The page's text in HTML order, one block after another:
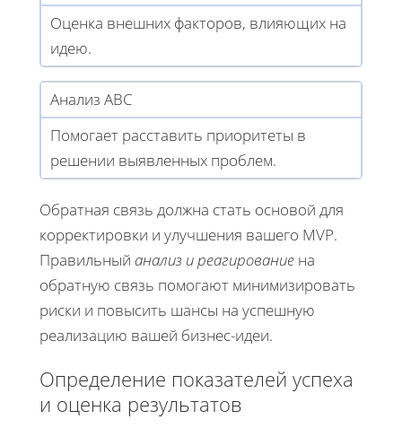
Оценка внешних факторов, влияющих на
идею.
Анализ ABC
Помогает расставить приоритеты в
решении выявленных проблем.
Обратная связь должна стать основой для
корректировки и улучшения вашего MVP.
Правильный анализ и реагирование на
обратную связь помогают минимизировать
риски и повысить шансы на успешную
реализацию вашей бизнес-идеи.
Определение показателей успеха
и оценка результатов